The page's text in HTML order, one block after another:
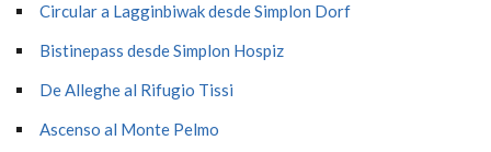
Circular a Lagginbiwak desde Simplon Dorf
Bistinepass desde Simplon Hospiz
De Alleghe al Rifugio Tissi
Ascenso al Monte Pelmo